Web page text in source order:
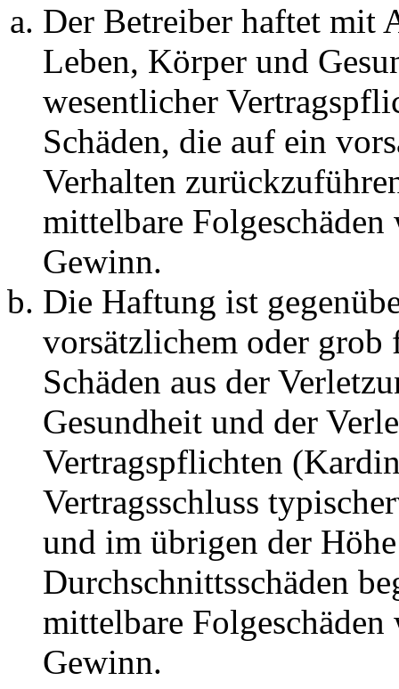
Der Betreiber haftet mit
Leben, Körper und
wesentlicher
Schäden, die auf ein
Verhalten
mittelbare Folgeschäden
Gewinn.
Die Haftung ist
vorsätzlichem oder grob
Schäden aus der
Gesundheit und der
Vertragspflichten
Vertragsschluss
und im übrigen der
Durchschnittsschäden
mittelbare Folgeschäden
Gewinn.